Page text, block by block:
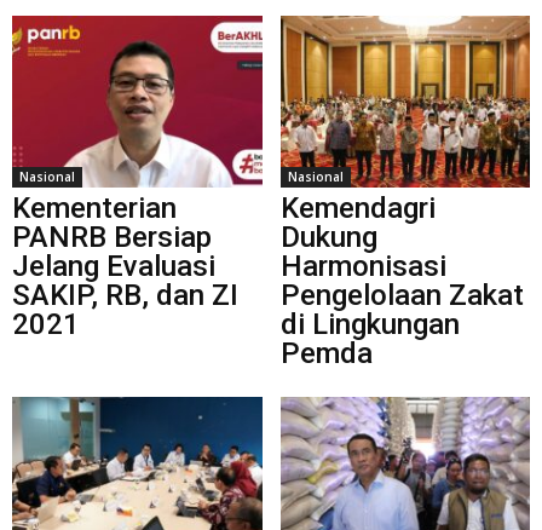
Nasional
Kementerian
PANRB Bersiap
Jelang Evaluasi
SAKIP, RB, dan ZI
2021
Nasional
Kemendagri
Dukung
Harmonisasi
Pengelolaan Zakat
di Lingkungan
Pemda